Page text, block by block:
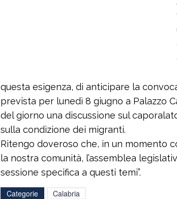
questa esigenza, di anticipare la
prevista per lunedì 8 giugno a Palazzo
del giorno una discussione sul
sulla condizione dei migranti.
Ritengo doveroso che, in un momento
la nostra comunità, l’assemblea
sessione specifica a questi temi”.
Categorie Calabria